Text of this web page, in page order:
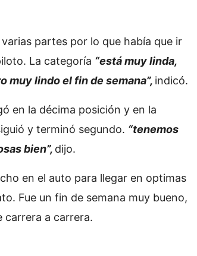
partes por lo que había que ir
La categoría “está muy linda,
muy lindo el fin de semana”, indicó.
en la décima posición y en la
y terminó segundo. “tenemos
bien”, dijo.
en el auto para llegar en optimas
Fue un fin de semana muy bueno,
carrera a carrera.